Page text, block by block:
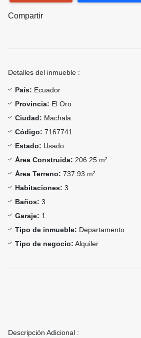
Compartir
Detalles del inmueble :
País: Ecuador
Provincia: El Oro
Ciudad: Machala
Código: 7167741
Estado: Usado
Área Construida: 206.25 m²
Área Terreno: 737.93 m²
Habitaciones: 3
Baños: 3
Garaje: 1
Tipo de inmueble: Departamento
Tipo de negocio: Alquiler
Descripción Adicional :